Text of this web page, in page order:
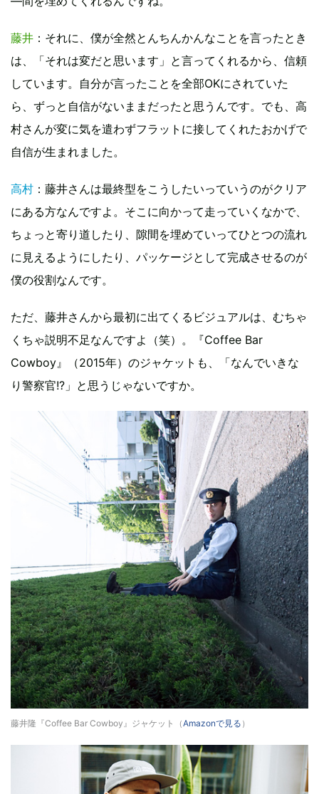
藤井 ：それに、僕が全然とんちんかんなことを言ったとき
は、「それは変だと思います」と言ってくれるから、信頼
しています。自分が言ったことを全部OKにされていた
ら、ずっと自信がないままだったと思うんです。でも、高
村さんが変に気を遣わずフラットに接してくれたおかげで
自信が生まれました。
高村 ：藤井さんは最終型をこうしたいっていうのがクリア
にある方なんですよ。そこに向かって走っていくなかで、
ちょっと寄り道したり、隙間を埋めていってひとつの流れ
に見えるようにしたり、パッケージとして完成させるのが
僕の役割なんです。
ただ、藤井さんから最初に出てくるビジュアルは、むちゃ
くちゃ説明不足なんですよ（笑）。『Coffee Bar
Cowboy』（2015年）のジャケットも、「なんでいきな
り警察官!?」と思うじゃないですか。
藤井隆『Coffee Bar Cowboy』ジャケット（Amazonで見る ）